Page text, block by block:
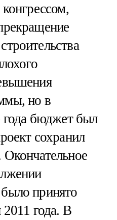
но в
года бюджет был
сохранил
принято
2011 года. В